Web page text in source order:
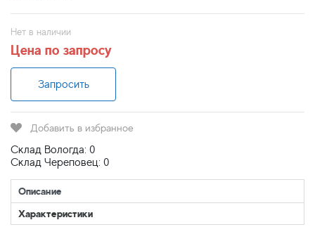
Нет в наличии
Цена по запросу
Запросить
Добавить в избранное
Склад Вологда: 0
Склад Череповец: 0
Описание
Характеристики